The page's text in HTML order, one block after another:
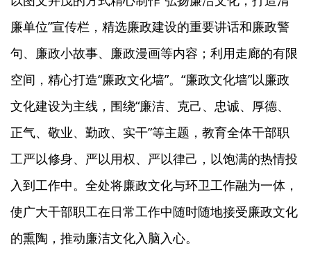
廉单位”宣传栏，精选廉政建设的重要讲话和廉政警
句、廉政小故事、廉政漫画等内容；利用走廊的有限
空间，精心打造“廉政文化墙”。“廉政文化墙”以廉政
文化建设为主线，围绕“廉洁、克己、忠诚、厚德、
正气、敬业、勤政、实干”等主题，教育全体干部职
工严以修身、严以用权、严以律己，以饱满的热情投
入到工作中。全处将廉政文化与环卫工作融为一体，
使广大干部职工在日常工作中随时随地接受廉政文化
的熏陶，推动廉洁文化入脑入心。